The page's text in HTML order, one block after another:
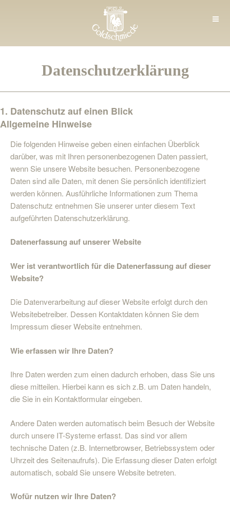
Datenschutzerklärung
1. Datenschutz auf einen Blick
Allgemeine Hinweise
Die folgenden Hinweise geben einen einfachen Überblick
darüber, was mit Ihren personenbezogenen Daten passiert,
wenn Sie unsere Website besuchen. Personenbezogene
Daten sind alle Daten, mit denen Sie persönlich identifiziert
werden können. Ausführliche Informationen zum Thema
Datenschutz entnehmen Sie unserer unter diesem Text
aufgeführten Datenschutzerklärung.
Datenerfassung auf unserer Website
Wer ist verantwortlich für die Datenerfassung auf dieser
Website?
Die Datenverarbeitung auf dieser Website erfolgt durch den
Websitebetreiber. Dessen Kontaktdaten können Sie dem
Impressum dieser Website entnehmen.
Wie erfassen wir Ihre Daten?
Ihre Daten werden zum einen dadurch erhoben, dass Sie uns
diese mitteilen. Hierbei kann es sich z.B. um Daten handeln,
die Sie in ein Kontaktformular eingeben.
Andere Daten werden automatisch beim Besuch der Website
durch unsere IT-Systeme erfasst. Das sind vor allem
technische Daten (z.B. Internetbrowser, Betriebssystem oder
Uhrzeit des Seitenaufrufs). Die Erfassung dieser Daten erfolgt
automatisch, sobald Sie unsere Website betreten.
Wofür nutzen wir Ihre Daten?